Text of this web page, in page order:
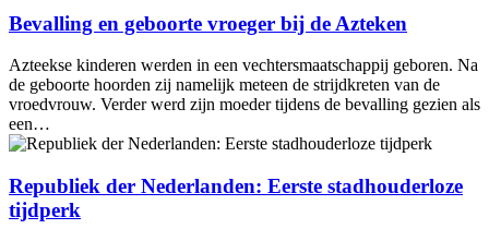
Bevalling en geboorte vroeger bij de Azteken
Azteekse kinderen werden in een vechtersmaatschappij geboren. Na
de geboorte hoorden zij namelijk meteen de strijdkreten van de
vroedvrouw. Verder werd zijn moeder tijdens de bevalling gezien als
een…
Republiek der Nederlanden: Eerste stadhouderloze
tijdperk